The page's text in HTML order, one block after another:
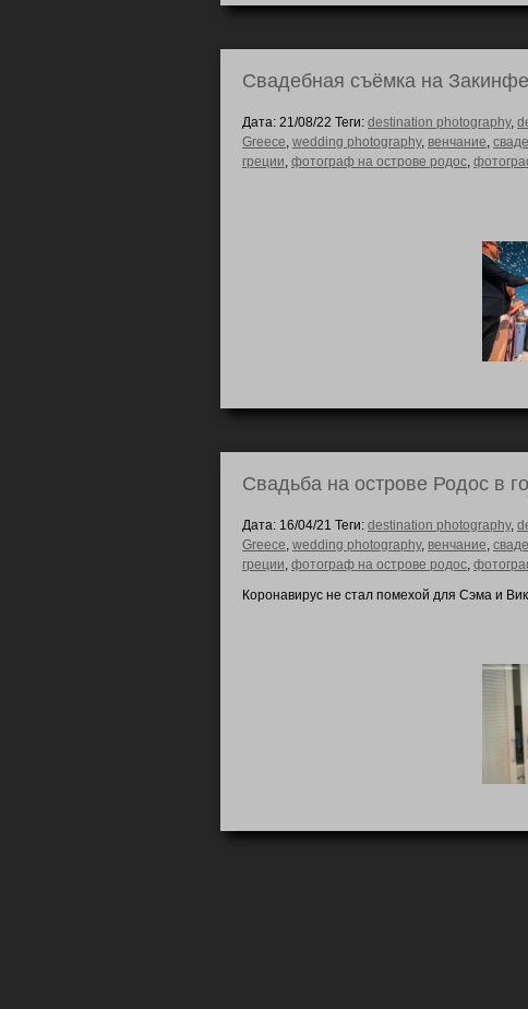
Свадебная съёмка на Закинфе
Дата: 21/08/22 Теги: destination photography,
Greece, wedding photography, венчание,
греции, фотограф на острове родос,
Свадьба на острове Родос в
Дата: 16/04/21 Теги: destination photography,
Greece, wedding photography, венчание,
греции, фотограф на острове родос,
Коронавирус не стал помехой для Сэма и